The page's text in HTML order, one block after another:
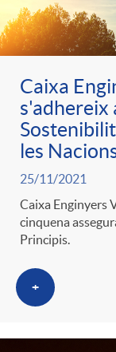
Caixa
s'adhereix
les
25/11/2021
Caixa Enginyers
cinquena
Principis.
+